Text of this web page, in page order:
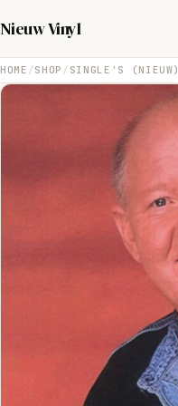
Nieuw Vinyl
HOME SHOP SINGLE'S (NIEUW)